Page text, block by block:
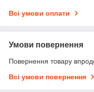
Всі умови оплати
Умови повернення
Повернення товару
Всі умови повернення